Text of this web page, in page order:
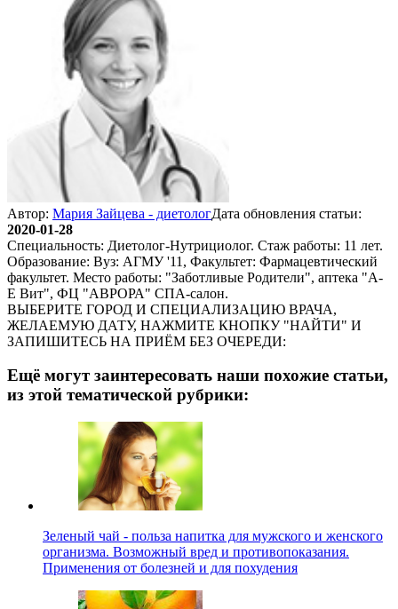
Автор: Мария Зайцева - диетологДата обновления статьи:
2020-01-28
Специальность: Диетолог-Нутрициолог. Стаж работы: 11 лет.
Образование: Вуз: АГМУ '11, Факультет: Фармацевтический
факультет. Место работы: "Заботливые Родители", аптека "А-
Е Вит", ФЦ "АВРОРА" СПА-салон.
ВЫБЕРИТЕ ГОРОД И СПЕЦИАЛИЗАЦИЮ ВРАЧА,
ЖЕЛАЕМУЮ ДАТУ, НАЖМИТЕ КНОПКУ "НАЙТИ" И
ЗАПИШИТЕСЬ НА ПРИЁМ БЕЗ ОЧЕРЕДИ:
Ещё могут заинтересовать наши похожие статьи,
из этой тематической рубрики:
Зеленый чай - польза напитка для мужского и женского
организма. Возможный вред и противопоказания.
Применения от болезней и для похудения